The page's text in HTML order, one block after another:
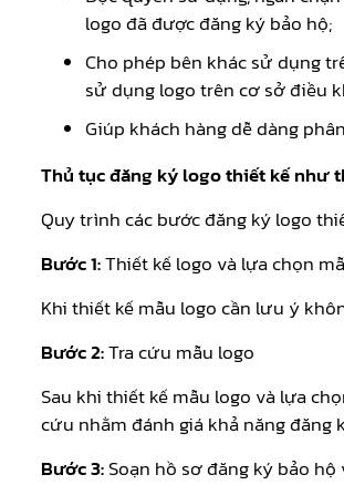
logo đã được đăng ký bảo hộ;
Cho phép bên khác sử dụng
sử dụng logo trên cơ sở điều
Giúp khách hàng dễ dàng
Thủ tục đăng ký logo thiết kế như
Quy trình các bước đăng ký logo
Bước 1:Thiết kế logo và lựa chọn
Khi thiết kế mẫu logo cần lưu ý
Bước 2:Tra cứu mẫu logo
Sau khi thiết kế mẫu logo và lựa
cứu nhằm đánh giá khả năng
Bước 3:Soạn hồ sơ đăng ký bảo